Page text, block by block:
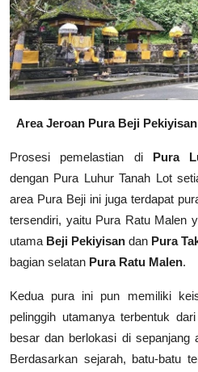
Area Jeroan Pura Beji
Prosesi pemelastian di Pura
dengan Pura Luhur Tanah Lot
area Pura Beji ini juga terdapat
tersendiri, yaitu Pura Ratu Malen
utama Beji Pekiyisan dan Pura
bagian selatan Pura Ratu Malen.
Kedua pura ini pun memiliki
pelinggih utamanya terbentuk
besar dan berlokasi di sepanjang
Berdasarkan sejarah, batu-batu